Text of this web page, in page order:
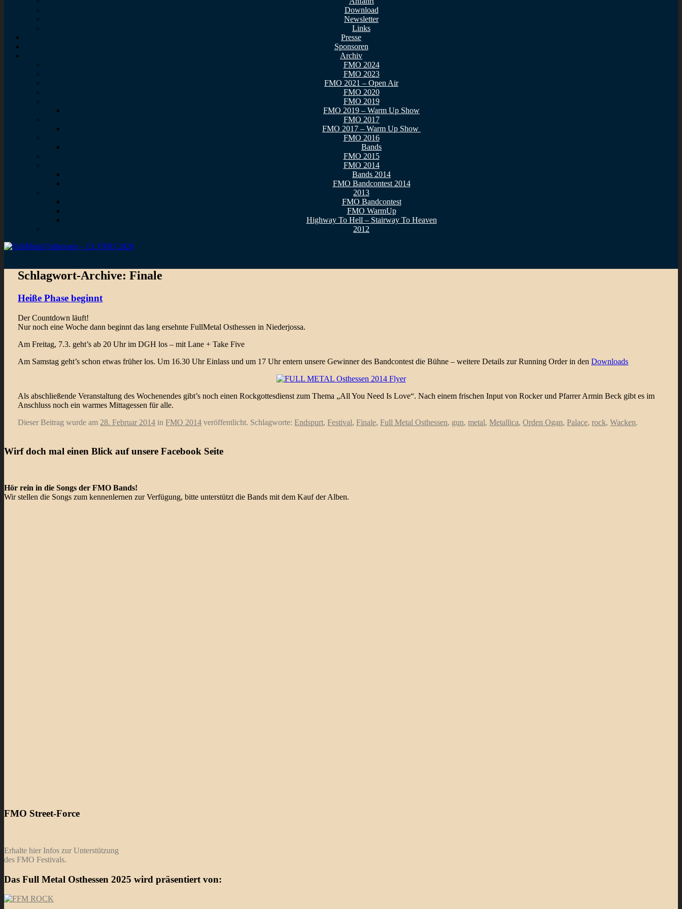
Download
Newsletter
Links
Presse
Sponsoren
Archiv
FMO 2024
FMO 2023
FMO 2021 – Open Air
FMO 2020
FMO 2019
FMO 2019 – Warm Up Show
FMO 2017
FMO 2017 – Warm Up Show
FMO 2016
Bands
FMO 2015
FMO 2014
Bands 2014
FMO Bandcontest 2014
2013
FMO Bandcontest
FMO WarmUp
Highway To Hell – Stairway To Heaven
2012
Schlagwort-Archive:Finale
Heiße Phase beginnt
Der Countdown läuft!
Nur noch eine Woche dann beginnt das lang ersehnte FullMetal Osthessen in Niederjossa.
Am Freitag, 7.3. geht’s ab 20 Uhr im DGH los – mit Lane + Take Five
Am Samstag geht’s schon etwas früher los. Um 16.30 Uhr Einlass und um 17 Uhr entern unsere Gewinner des Bandcontest die Bühne – weitere Details zur Running Order in denDownloads
Als abschließende Veranstaltung des Wochenendes gibt’s noch einen Rockgottesdienst zum Thema „All You Need Is Love“. Nach einem frischen Input von Rocker und Pfarrer Armin Beck gibt es im
Anschluss noch ein warmes Mittagessen für alle.
Dieser Beitrag wurde am 28. Februar 2014 inFMO 2014 veröffentlicht. Schlagworte:Endspurt,Festival,Finale,Full Metal Osthessen, gun,metal,Metallica,Orden Ogan,Palace,rock,Wacken.
Wirf doch mal einen Blick auf unsere Facebook Seite
Hör rein in die Songs der FMO Bands!
Wir stellen die Songs zum kennenlernen zur Verfügung, bitte unterstützt die Bands mit dem Kauf der Alben.
FMO Street-Force
Erhalte hier Infos zur Unterstützung
des FMO Festivals.
Das Full Metal Osthessen 2025 wird präsentiert von: